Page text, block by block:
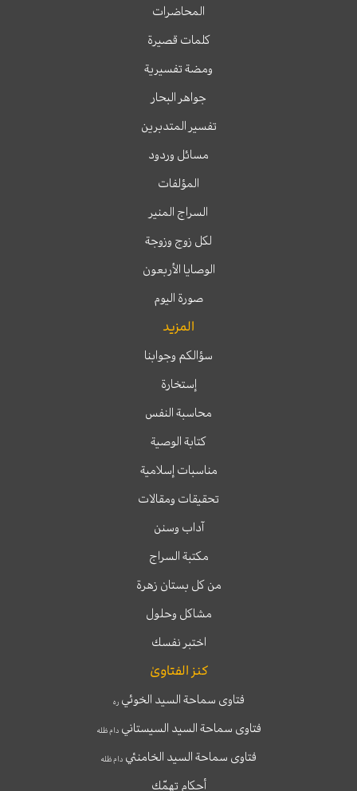
المحاضرات
كلمات قصيرة
ومضة تفسيرية
جواهر البحار
تفسير المتدبرين
مسائل وردود
المؤلفات
السراج المنير
لكل زوج وزوجة
الوصايا الأربعون
صورة اليوم
المزيد
سؤالكم وجوابنا
إستخارة
محاسبة النفس
كتابة الوصية
مناسبات إسلامية
تحقيقات ومقالات
آداب وسنن
مكتبة السراج
من كل بستان زهرة
مشاكل وحلول
اختبر نفسك
كنز الفتاوىٰ
فتاوى سماحة السيد الخوئيره
فتاوى سماحة السيد السيستانيدام ظله
فتاوى سماحة السيد الخامنئي دام ظله
أحكام تهمّك